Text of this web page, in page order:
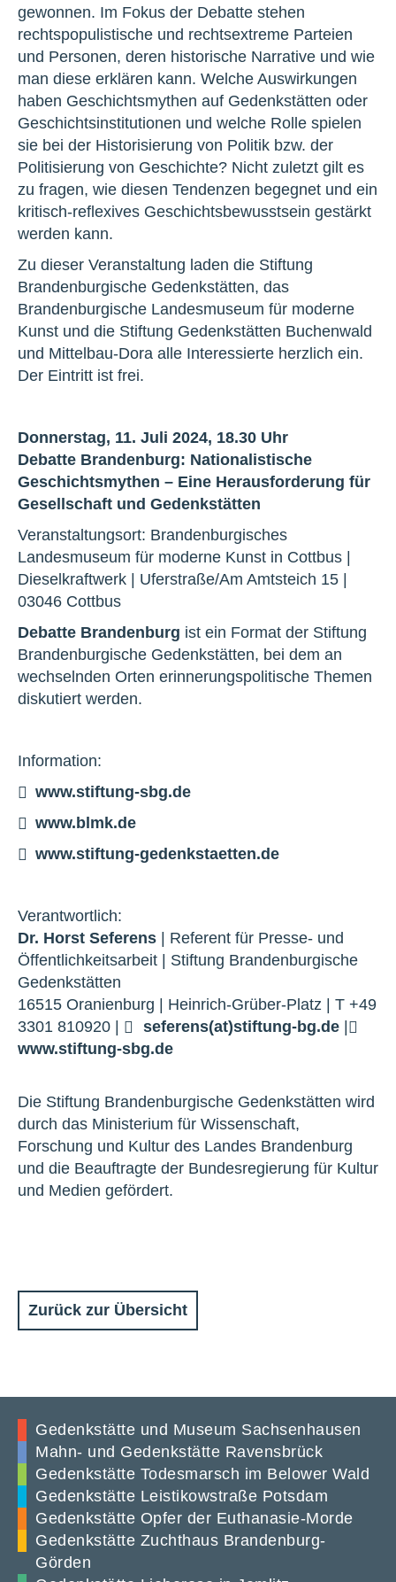
gewonnen. Im Fokus der Debatte stehen
rechtspopulistische und rechtsextreme Parteien
und Personen, deren historische Narrative und wie
man diese erklären kann. Welche Auswirkungen
haben Geschichtsmythen auf Gedenkstätten oder
Geschichtsinstitutionen und welche Rolle spielen
sie bei der Historisierung von Politik bzw. der
Politisierung von Geschichte? Nicht zuletzt gilt es
zu fragen, wie diesen Tendenzen begegnet und ein
kritisch-reflexives Geschichtsbewusstsein gestärkt
werden kann.
Zu dieser Veranstaltung laden die Stiftung
Brandenburgische Gedenkstätten, das
Brandenburgische Landesmuseum für moderne
Kunst und die Stiftung Gedenkstätten Buchenwald
und Mittelbau-Dora alle Interessierte herzlich ein.
Der Eintritt ist frei.
Donnerstag, 11. Juli 2024, 18.30 Uhr
Debatte Brandenburg: Nationalistische
Geschichtsmythen – Eine Herausforderung für
Gesellschaft und Gedenkstätten
Veranstaltungsort: Brandenburgisches
Landesmuseum für moderne Kunst in Cottbus |
Dieselkraftwerk | Uferstraße/Am Amtsteich 15 |
03046 Cottbus
Debatte Brandenburg ist ein Format der Stiftung
Brandenburgische Gedenkstätten, bei dem an
wechselnden Orten erinnerungspolitische Themen
diskutiert werden.
Information:
www.stiftung-sbg.de
www.blmk.de
www.stiftung-gedenkstaetten.de
Verantwortlich:
Dr. Horst Seferens | Referent für Presse- und
Öffentlichkeitsarbeit | Stiftung Brandenburgische
Gedenkstätten
16515 Oranienburg | Heinrich-Grüber-Platz | T +49
3301 810920 |
seferens(at)stiftung-bg.de |
www.stiftung-sbg.de
Die Stiftung Brandenburgische Gedenkstätten wird
durch das Ministerium für Wissenschaft,
Forschung und Kultur des Landes Brandenburg
und die Beauftragte der Bundesregierung für Kultur
und Medien gefördert.
Zurück zur Übersicht
Gedenkstätte und Museum Sachsenhausen
Mahn- und Gedenkstätte Ravensbrück
Gedenkstätte Todesmarsch im Belower Wald
Gedenkstätte Leistikowstraße Potsdam
Gedenkstätte Opfer der Euthanasie-Morde
Gedenkstätte Zuchthaus Brandenburg-
Görden